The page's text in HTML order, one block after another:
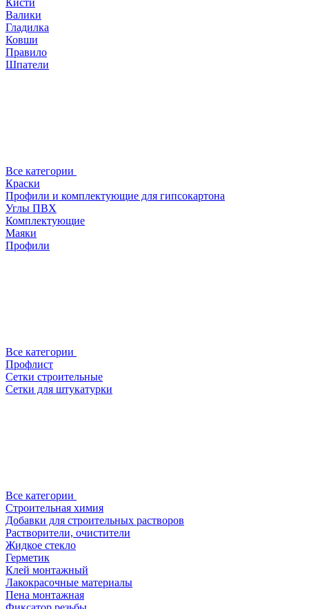
Кисти
Валики
Гладилка
Ковши
Правило
Шпатели
Все категории
Краски
Профили и комплектующие для гипсокартона
Углы ПВХ
Комплектующие
Маяки
Профили
Все категории
Профлист
Сетки строительные
Сетки для штукатурки
Все категории
Строительная химия
Добавки для строительных растворов
Растворители, очистители
Жидкое стекло
Герметик
Клей монтажный
Лакокрасочные материалы
Пена монтажная